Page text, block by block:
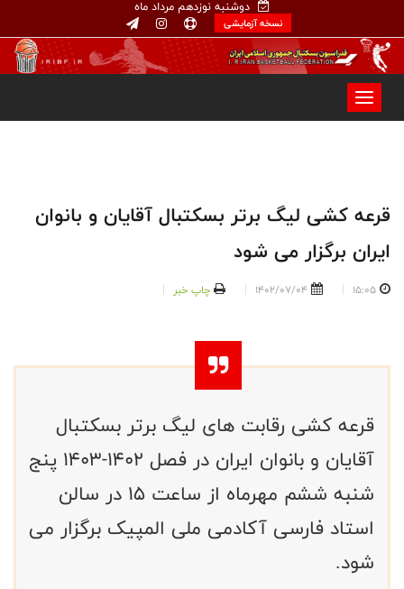
دوشنبه نوزدهم مرداد ماه
نسخه آزمایشی
قرعه کشی لیگ برتر بسکتبال آقایان و بانوان
ایران برگزار می شود
15:05
1402/07/04 چاپ خبر
قرعه کشی رقابت های لیگ برتر بسکتبال
آقایان و بانوان ایران در فصل ۱۴۰۲-۱۴۰۳ پنج
شنبه ششم مهرماه از ساعت ۱۵ در سالن
استاد فارسی آکادمی ملی المپیک برگزار می
شود.